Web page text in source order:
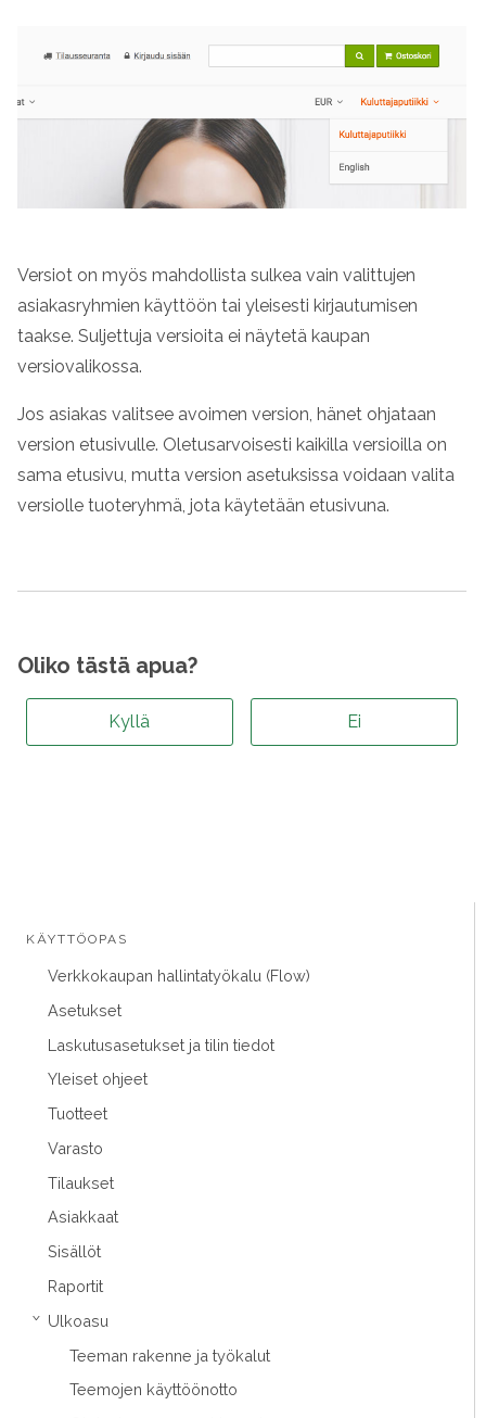
KÄYTTÖOPAS
Verkkokaupan hallintatyökalu (Flow)
Asetukset
Laskutusasetukset ja tilin tiedot
Yleiset ohjeet
Tuotteet
Varasto
Tilaukset
Asiakkaat
Sisällöt
Raportit
›
Ulkoasu
Teeman rakenne ja työkalut
Teemojen käyttöönotto
Versiot on myös mahdollista sulkea vain valittujen
asiakasryhmien käyttöön tai yleisesti kirjautumisen
taakse. Suljettuja versioita ei näytetä kaupan
versiovalikossa.
Jos asiakas valitsee avoimen version, hänet ohjataan
version etusivulle. Oletusarvoisesti kaikilla versioilla on
sama etusivu, mutta version asetuksissa voidaan valita
versiolle tuoteryhmä, jota käytetään etusivuna.
Oliko tästä apua?
Kyllä Ei